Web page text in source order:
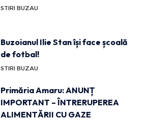
STIRI BUZAU
Buzoianul Ilie Stan își face școală
de fotbal!
STIRI BUZAU
Primăria Amaru: ANUNȚ
IMPORTANT – ÎNTRERUPEREA
ALIMENTĂRII CU GAZE